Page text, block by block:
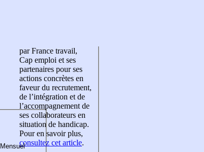
par France travail,
Cap emploi et ses
partenaires pour ses
actions concrètes en
faveur du recrutement,
de l’intégration et de
l’accompagnement de
ses collaborateurs en
situation de handicap.
Pour en savoir plus,
consultez cet article.